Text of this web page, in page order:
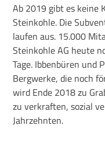
Ab 2019 gibt es keine
Steinkohle. Die
laufen aus. 15.000
Steinkohle AG heute
Tage. Ibbenbüren und
Bergwerke, die noch
wird Ende 2018 zu
zu verkraften, sozial
Jahrzehnten.